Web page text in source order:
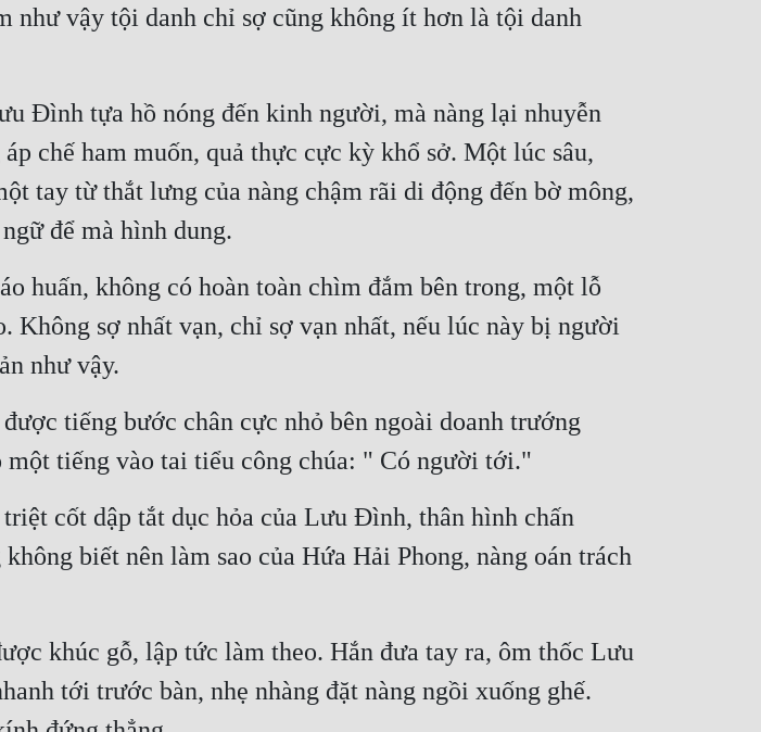
như vậy tội danh chỉ sợ cũng không ít hơn là tội danh
Đình tựa hồ nóng đến kinh người, mà nàng lại nhuyễn
chế ham muốn, quả thực cực kỳ khổ sở. Một lúc sâu,
tay từ thắt lưng của nàng chậm rãi di động đến bờ mông,
để mà hình dung.
huấn, không có hoàn toàn chìm đắm bên trong, một lỗ
sợ nhất vạn, chỉ sợ vạn nhất, nếu lúc này bị người
như vậy.
tiếng bước chân cực nhỏ bên ngoài doanh trướng
một tiếng vào tai tiểu công chúa: " Có người tới."
cốt dập tắt dục hỏa của Lưu Đình, thân hình chấn
biết nên làm sao của Hứa Hải Phong, nàng oán trách
khúc gỗ, lập tức làm theo. Hắn đưa tay ra, ôm thốc Lưu
tới trước bàn, nhẹ nhàng đặt nàng ngồi xuống ghế.